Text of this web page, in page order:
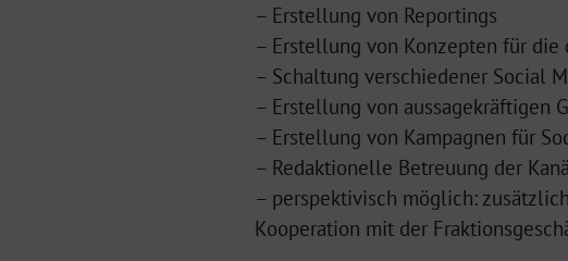
– Erstellung von Reportings
– Erstellung von Konzepten für
– Schaltung verschiedener Social
– Erstellung von aussagekräftigen
– Erstellung von Kampagnen für
– Redaktionelle Betreuung der
– perspektivisch möglich:
Kooperation mit der